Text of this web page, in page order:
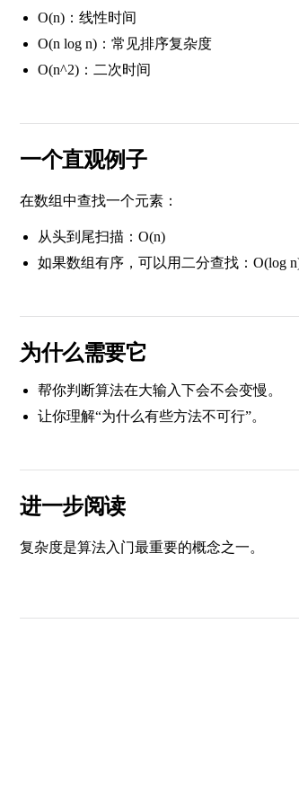
O(n)：线性时间
O(n log n)：常见排序复杂度
O(n^2)：二次时间
一个直观例子
在数组中查找一个元素：
从头到尾扫描：O(n)
如果数组有序，可以用二分查找：O(log
为什么需要它
帮你判断算法在大输入下会不会变慢。
让你理解“为什么有些方法不可行”。
进一步阅读
复杂度是算法入门最重要的概念之一。